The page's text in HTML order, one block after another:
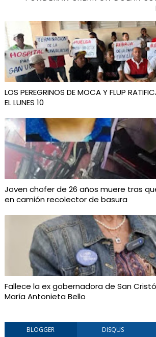
LOS PEREGRINOS DE MOCA Y FLUP
EL LUNES 10
Joven chofer de 26 años muere tras
en camión recolector de basura
Fallece la ex gobernadora de San
María Antonieta Bello
BLOGGER DISQUS